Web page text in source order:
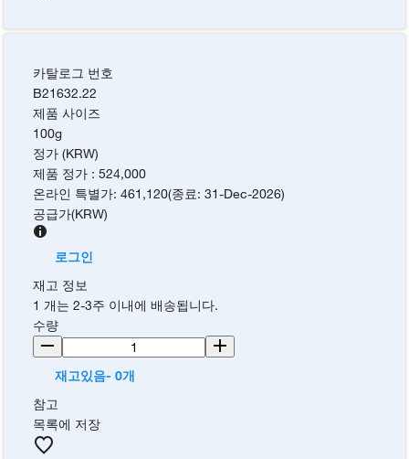
카탈로그 번호
B21632.22
제품 사이즈
100g
정가 (KRW)
제품 정가 :524,000
온라인 특별가:461,120(종료:31-Dec-2026)
공급가(KRW)
로그인
재고 정보
1 개는 2-3주 이내에 배송됩니다.
수량
재고있음- 0개
참고
목록에 저장